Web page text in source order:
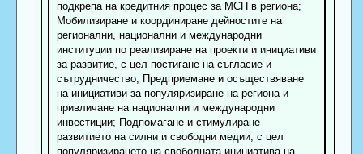
подкрепа на кредитния процес за МСП в региона;
Мобилизиране и координиране дейностите на
регионални, национални и международни
институции по реализиране на проекти и инициативи
за развитие, с цел постигане на съгласие и
сътрудничество; Предприемане и осъществяване
на инициативи за популяризиране на региона и
привличане на национални и международни
инвестиции; Подпомагане и стимулиране
развитието на силни и свободни медии, с цел
популяризирането на свободната инициатива на